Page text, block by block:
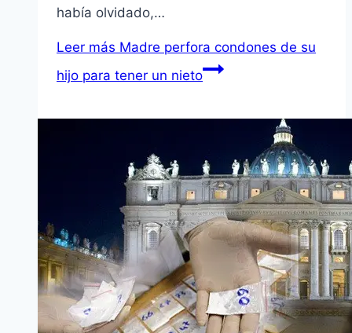
había olvidado,…
Leer más Madre perfora condones de su
hijo para tener un nieto